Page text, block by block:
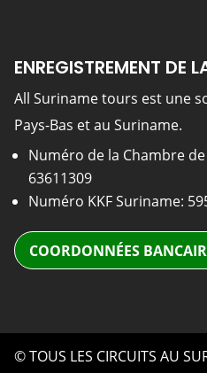
ENREGISTREMENT DE
All Suriname tours est une
Pays-Bas et au Suriname.
Numéro de la Chambre
63611309
Numéro KKF Suriname:
COORDONNÉES
© TOUS LES CIRCUITS AU